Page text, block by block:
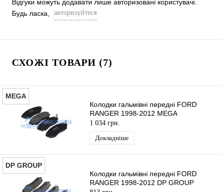
Відгуки можуть додавати лише авторизовані користувачі.
Будь ласка,
авторизуйтеся
СХОЖІ ТОВАРИ (7)
MEGA
Колодки гальмівні передні FORD
RANGER 1998-2012 MEGA
1 034 грн.
Докладніше
DP GROUP
Колодки гальмівні передні FORD
RANGER 1998-2012 DP GROUP